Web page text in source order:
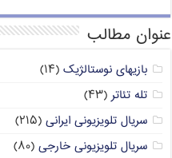
عنوان مطالب
بازیهای نوستالژیک (۱۴)
تله تئاتر(۴۳)
سریال تلویزیونی ایرانی (۲۱۵)
سریال تلویزیونی خارجی (۸۰)